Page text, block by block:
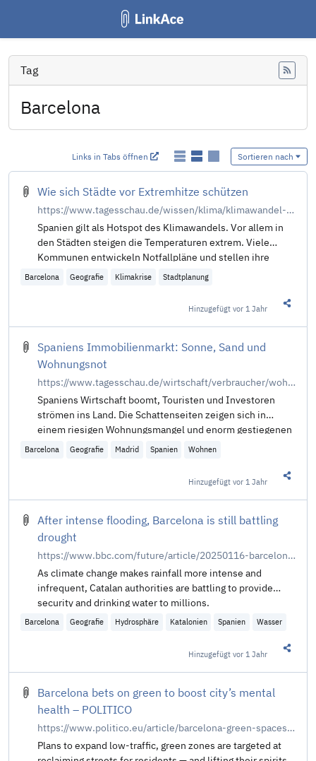
Tag
Barcelona
Links in Tabs öffnen Sortieren nach
Wie sich Städte vor Extremhitze schützen
https://www.tagesschau.de/wissen/klima/klimawandel-spanien-staedte-schutz-gesundheit-100.html
Spanien gilt als Hotspot des Klimawandels. Vor allem in
den Städten steigen die Temperaturen extrem. Viele
Kommunen entwickeln Notfallpläne und stellen ihre
Stadtplanung um. Als federführend dabei gilt Barcelona.
Barcelona Geografie Klimakrise Stadtplanung
Hinzugefügtvor 1 Jahr
Spaniens Immobilienmarkt: Sonne, Sand und
Wohnungsnot
https://www.tagesschau.de/wirtschaft/verbraucher/wohnungsnot-spanien-100.html
Spaniens Wirtschaft boomt, Touristen und Investoren
strömen ins Land. Die Schattenseiten zeigen sich in
einem riesigen Wohnungsmangel und enorm gestiegenen
Mieten. Von Sebastian Kisters.
Barcelona Geografie Madrid Spanien Wohnen
Hinzugefügtvor 1 Jahr
After intense flooding, Barcelona is still battling
drought
https://www.bbc.com/future/article/20250116-barcelonas-urgent-search-for-water-after-floods
As climate change makes rainfall more intense and
infrequent, Catalan authorities are battling to provide
security and drinking water to millions.
Barcelona Geografie Hydrosphäre Katalonien Spanien Wasser
Hinzugefügtvor 1 Jahr
Barcelona bets on green to boost city’s mental
health – POLITICO
https://www.politico.eu/article/barcelona-green-spaces-mental-health-superblocks-eixos-verds/
Plans to expand low-traffic, green zones are targeted at